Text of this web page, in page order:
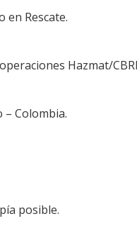
en Rescate.
Hazmat/
– Colombia.
posible.